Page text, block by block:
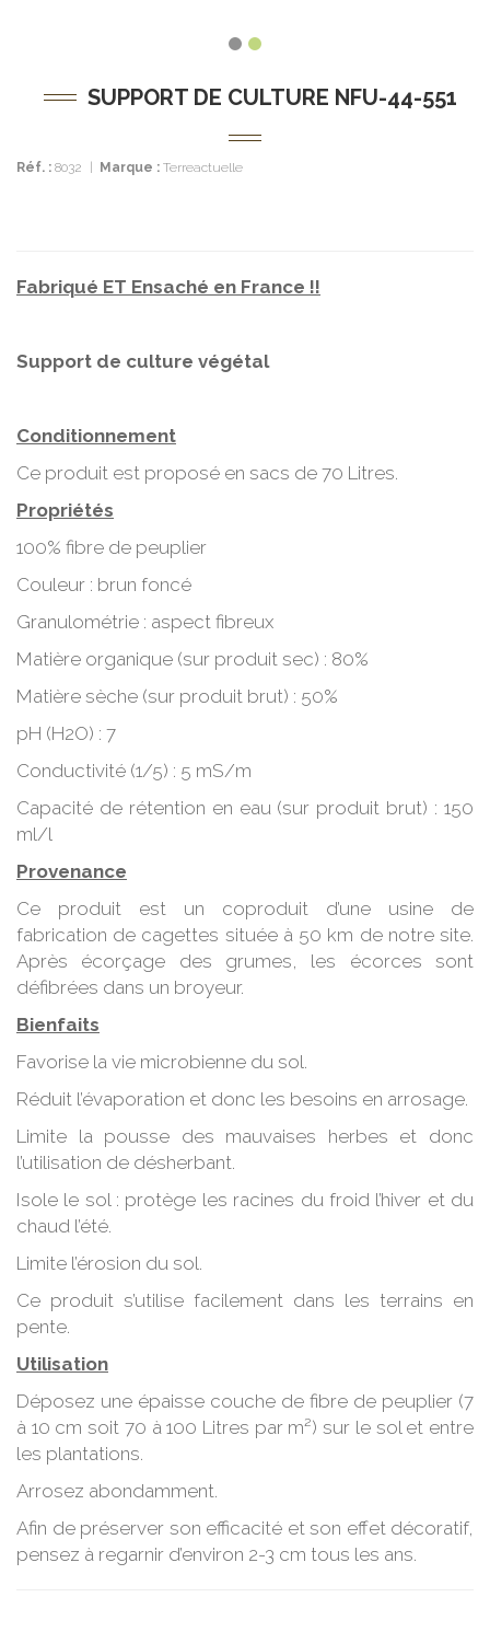
SUPPORT DE CULTURE NFU-44-551
Réf. : 8032 Marque : Terreactuelle
Fabriqué ET Ensaché en France !!
Support de culture végétal
Conditionnement
Ce produit est proposé en sacs de 70 Litres.
Propriétés
100% fibre de peuplier
Couleur : brun foncé
Granulométrie : aspect fibreux
Matière organique (sur produit sec) : 80%
Matière sèche (sur produit brut) : 50%
pH (H2O) : 7
Conductivité (1/5) : 5 mS/m
Capacité de rétention en eau (sur produit brut) : 150
ml/l
Provenance
Ce produit est un coproduit d’une usine de
fabrication de cagettes située à 50 km de notre site.
Après écorçage des grumes, les écorces sont
défibrées dans un broyeur.
Bienfaits
Favorise la vie microbienne du sol.
Réduit l’évaporation et donc les besoins en arrosage.
Limite la pousse des mauvaises herbes et donc
l’utilisation de désherbant.
Isole le sol : protège les racines du froid l’hiver et du
chaud l’été.
Limite l’érosion du sol.
Ce produit s’utilise facilement dans les terrains en
pente.
Utilisation
Déposez une épaisse couche de fibre de peuplier (7
à 10 cm soit 70 à 100 Litres par m²) sur le sol et entre
les plantations.
Arrosez abondamment.
Afin de préserver son efficacité et son effet décoratif,
pensez à regarnir d’environ 2-3 cm tous les ans.